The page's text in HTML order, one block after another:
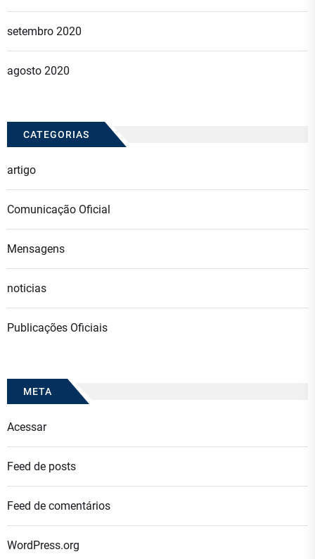
setembro 2020
agosto 2020
CATEGORIAS
artigo
Comunicação Oficial
Mensagens
noticias
Publicações Oficiais
META
Acessar
Feed de posts
Feed de comentários
WordPress.org